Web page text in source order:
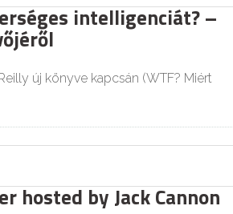
intelligenciát? –
új könyve kapcsán (WTF? Miért
hosted by Jack Cannon